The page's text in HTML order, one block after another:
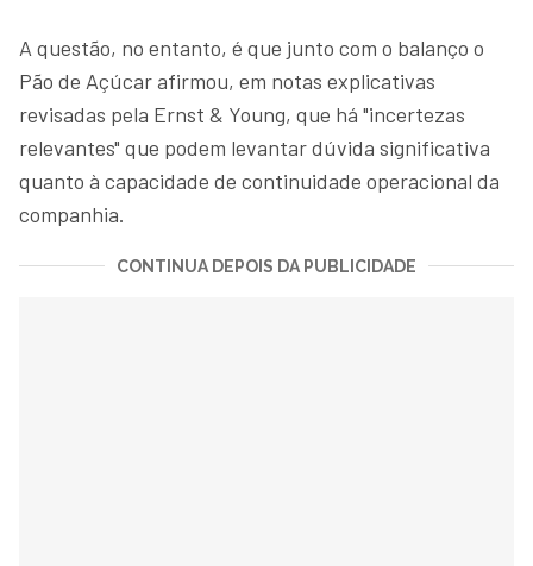
A questão, no entanto, é que junto com o balanço o
Pão de Açúcar afirmou, em notas explicativas
revisadas pela Ernst & Young, que há "incertezas
relevantes" que podem levantar dúvida significativa
quanto à capacidade de continuidade operacional da
companhia.
CONTINUA DEPOIS DA PUBLICIDADE